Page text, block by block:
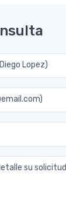
Lopez)
su solicitud